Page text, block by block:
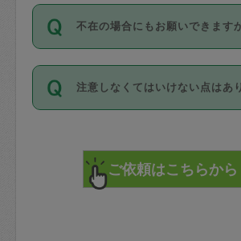
を依頼してください。
参考
【詳細】タスカジさん
写真を撮り、
詳細FAQ：
損害賠償保険につ
1. 直前キャンセル（定期、ス
共通）
72時間を超える※と、以下の
料が発生します。
直前キャンセル料：
72時間前〜24時間前＝依頼料
「お試し利用」というメニュ
せんが、「一回のみ」依頼を
とによって、気に入ったタス
まず、条件の合う気になるタ
みてください。
その後、一番気に入ったタス
不在の場合にもお願いできます
不在の場合の作業はタスカジ
が必要です。数回の依頼のの
ジさんと依頼者の間で十分な
てください。
不在時に部屋に入るためにタ
注意しなくてはいけない点はあ
で、必ず鍵のかかるロッカー
れて依頼者の責任の元管理す
けてください。